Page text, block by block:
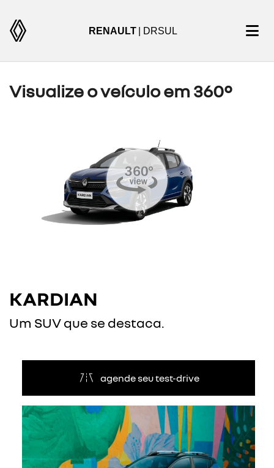
RENAULT | DRSUL
Visualize o veículo em 360°
KARDIAN
Um SUV que se destaca.
agende seu test-drive